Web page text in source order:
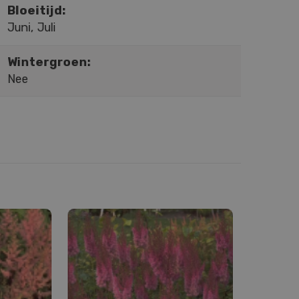
Bloeitijd:
Juni, Juli
Wintergroen:
Nee